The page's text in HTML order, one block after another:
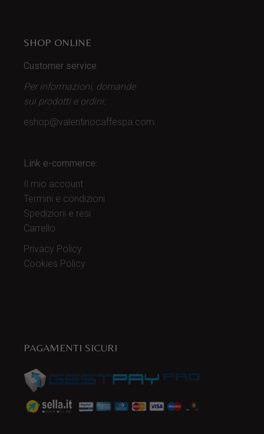
SHOP ONLINE
Customer service
Per informazioni, domande
sui prodotti e ordini:
eshop@valentinocaffespa.com
Link e-commerce:
Il mio account
Termini e condizioni
Spedizioni e resi
Carrello
Privacy Policy
Cookies Policy
PAGAMENTI SICURI